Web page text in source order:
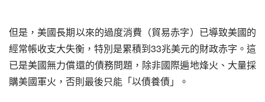
但是，美國長期以來的過度消費（貿易赤字）已導致美國的
經常帳收支大失衡，特別是累積到33兆美元的財政赤字。這
已是美國無力償還的債務問題，除非國際遍地烽火、大量採
購美國軍火，否則最後只能「以債養債」。